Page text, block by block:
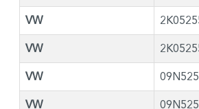
VW
VW
VW
VW